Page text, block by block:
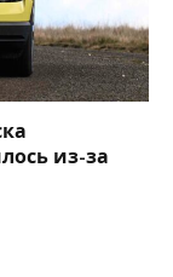
из-за